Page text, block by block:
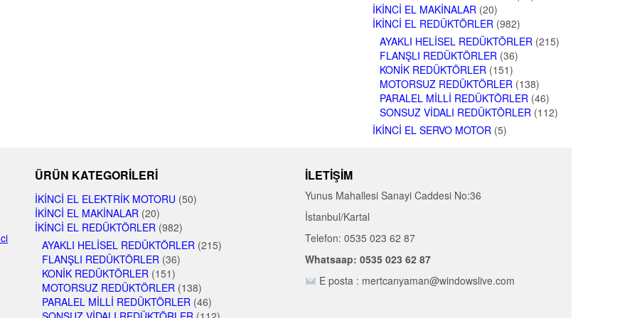
İKINCI EL MAKINALAR (20)
İKINCI EL REDÜKTÖRLER (982)
AYAKLI HELISEL REDÜKTÖRLER (215)
FLANŞLI REDÜKTÖRLER (36)
KONIK REDÜKTÖRLER (151)
MOTORSUZ REDÜKTÖRLER (138)
PARALEL MILLI REDÜKTÖRLER (46)
SONSUZ VIDALI REDÜKTÖRLER (112)
İKINCI EL SERVO MOTOR (5)
ÜRÜN KATEGORILERI
İKINCI EL ELEKTRIK MOTORU (50)
İKINCI EL MAKINALAR (20)
İKINCI EL REDÜKTÖRLER (982)
AYAKLI HELISEL REDÜKTÖRLER (215)
FLANŞLI REDÜKTÖRLER (36)
KONIK REDÜKTÖRLER (151)
MOTORSUZ REDÜKTÖRLER (138)
PARALEL MILLI REDÜKTÖRLER (46)
İLETIŞIM
Yunus Mahallesi Sanayi Caddesi No:36
İstanbul/Kartal
Telefon: 0535 023 62 87
Whatsaap: 0535 023 62 87
E posta : mertcanyaman@windowslive.com